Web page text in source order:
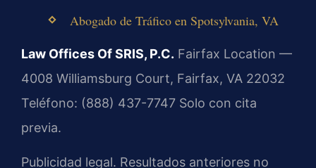
Abogado de Tráfico en Spotsylvania, VA
Law Offices Of SRIS, P.C. Fairfax Location —
4008 Williamsburg Court, Fairfax, VA 22032
Teléfono: (888) 437-7747 Solo con cita
previa.
Publicidad legal. Resultados anteriores no